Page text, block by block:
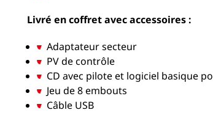
Livré en coffret avec accessoires :
Adaptateur secteur
PV de contrôle
CD avec pilote et logiciel basique
Jeu de 8 embouts
Câble USB